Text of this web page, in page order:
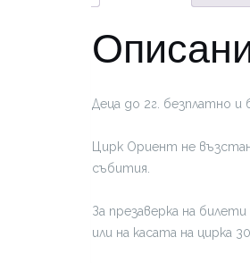
Деца до 2г. безплатно и
Цирк Ориент не
събития.
За презаверка на
или на касата на цирка